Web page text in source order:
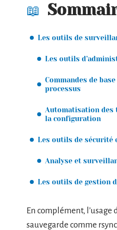
Les outils de
Les outils
Commandes de
processus
Automatisation des
la configuration
Les outils de sécurité
Analyse et
Les outils de gestion
En complément, l’usage
sauvegarde comme